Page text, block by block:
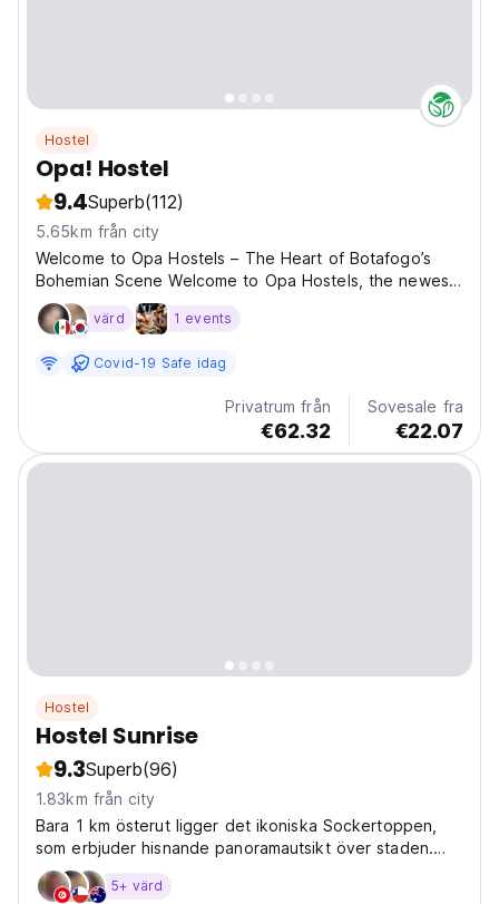
Hostel
Opa! Hostel
9.4Superb(112)
5.65km från city
Welcome to Opa Hostels – The Heart of Botafogo’s
Bohemian Scene Welcome to Opa Hostels, the newest
and most exciting spot in Botafogo, Rio’s buzzing
nightlife district. Located in the heart of the city’s
värd 1 events
Covid-19 Safe idag
Privatrum från
€62.32
Sovesale fra
€22.07
Hostel
Hostel Sunrise
9.3Superb(96)
1.83km från city
Bara 1 km österut ligger det ikoniska Sockertoppen,
som erbjuder hisnande panoramautsikt över staden.
Fördjupa dig i historien vid Kristusstatyn, som står högt
7 km nordväst.
5+ värd